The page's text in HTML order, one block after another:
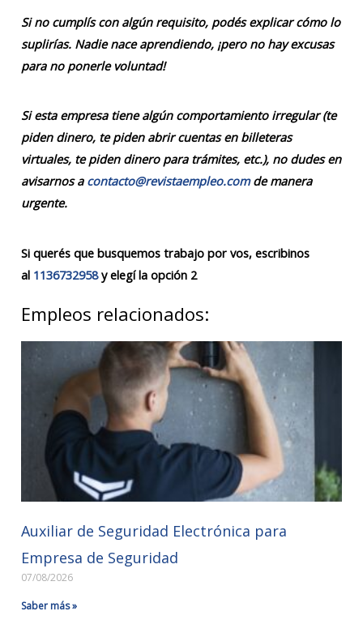
Si no cumplís con algún requisito, podés explicar cómo lo
suplirías. Nadie nace aprendiendo, ¡pero no hay excusas
para no ponerle voluntad!
Si esta empresa tiene algún comportamiento irregular (te
piden dinero, te piden abrir cuentas en billeteras
virtuales, te piden dinero para trámites, etc.), no dudes en
avisarnos a contacto@revistaempleo.comde manera
urgente.
Si querés que busquemos trabajo por vos, escribinos
al 1136732958y elegí la opción 2
Empleos relacionados:
Auxiliar de Seguridad Electrónica para
Empresa de Seguridad
07/08/2026
Saber más »